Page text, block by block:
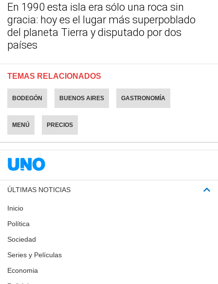
En 1990 esta isla era sólo una roca sin
gracia: hoy es el lugar más superpoblado
del planeta Tierra y disputado por dos
países
TEMAS RELACIONADOS
BODEGÓN BUENOS AIRES GASTRONOMÍA
MENÚ PRECIOS
ÚLTIMAS NOTICIAS
Inicio
Política
Sociedad
Series y Películas
Economia